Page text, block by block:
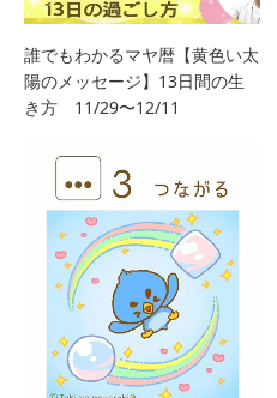
誰でもわかるマヤ暦【黄色い太
陽のメッセージ】13日間の生
き方 11/29〜12/11